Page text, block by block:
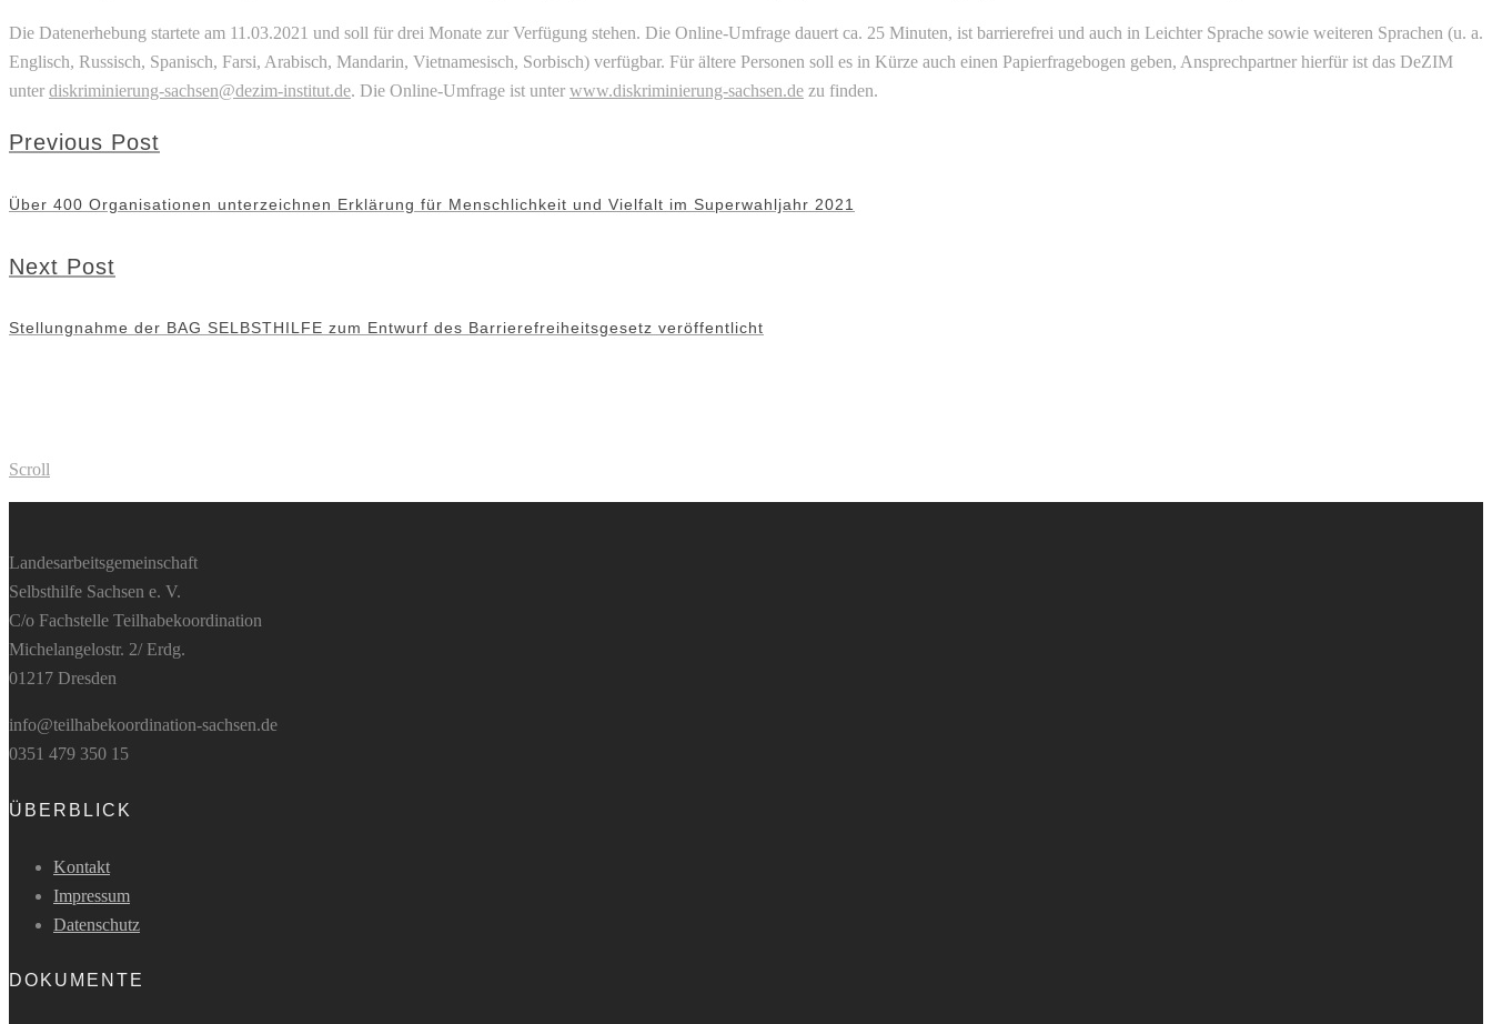
Die Datenerhebung startete am 11.03.2021 und soll für drei Monate zur Verfügung stehen. Die Online-Umfrage dauert ca. 25 Minuten, ist barrierefrei und auch in Leichter Sprache sowie weiteren Sprachen (u. a.
Englisch, Russisch, Spanisch, Farsi, Arabisch, Mandarin, Vietnamesisch, Sorbisch) verfügbar. Für ältere Personen soll es in Kürze auch einen Papierfragebogen geben, Ansprechpartner hierfür ist das DeZIM
unter diskriminierung-sachsen@dezim-institut.de. Die Online-Umfrage ist unter www.diskriminierung-sachsen.de zu finden.
Previous Post
Über 400 Organisationen unterzeichnen Erklärung für Menschlichkeit und Vielfalt im Superwahljahr 2021
Next Post
Stellungnahme der BAG SELBSTHILFE zum Entwurf des Barrierefreiheitsgesetz veröffentlicht
Scroll
Landesarbeitsgemeinschaft
Selbsthilfe Sachsen e. V.
C/o Fachstelle Teilhabekoordination
Michelangelostr. 2/ Erdg.
01217 Dresden
info@teilhabekoordination-sachsen.de
0351 479 350 15
ÜBERBLICK
Kontakt
Impressum
Datenschutz
DOKUMENTE